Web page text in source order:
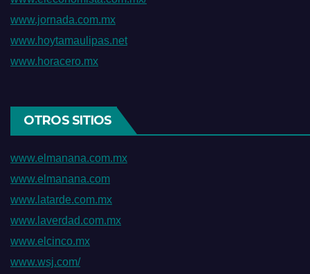
www.jornada.com.mx
www.hoytamaulipas.net
www.horacero.mx
OTROS SITIOS
www.elmanana.com.mx
www.elmanana.com
www.latarde.com.mx
www.laverdad.com.mx
www.elcinco.mx
www.wsj.com/